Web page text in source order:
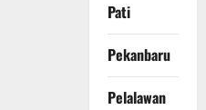
Pati
Pekanbaru
Pelalawan